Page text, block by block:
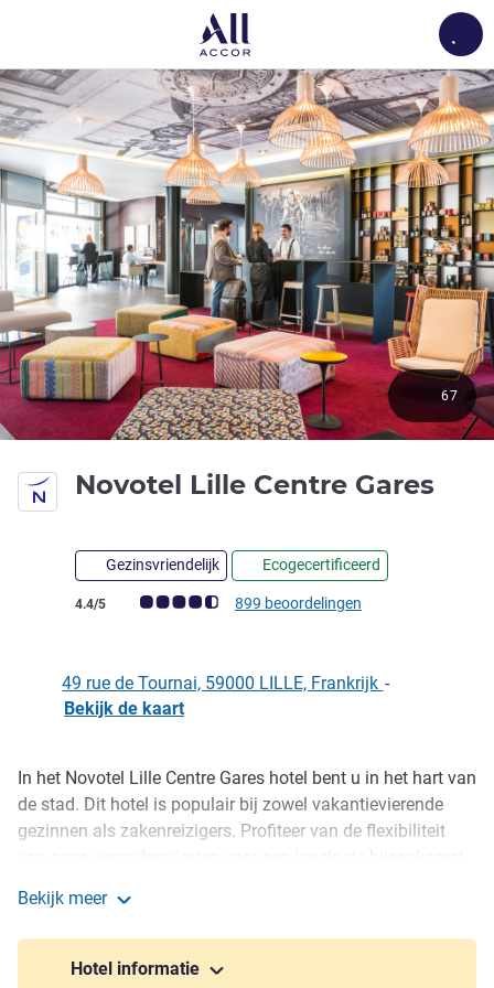
Novotel Lille Centre Gares
Gezinsvriendelijk Ecogecertificeerd
Avis-klantbeoordeling (ALL beoordeling)
4.4/5 899 beoordelingen
67
49 rue de Tournai, 59000 LILLE, Frankrijk -
Bekijk de kaart
Omschrijving
In het Novotel Lille Centre Gares hotel bent u in het hart van
de stad. Dit hotel is populair bij zowel vakantievierende
gezinnen als zakenreizigers. Profiteer van de flexibiliteit
op het terras van het restaurant en proef de regionale
specialiteiten. Het hotel heeft een gunstige ligging dicht bij
de Zénith arena en het Grand Palais. U bent altijd welkom
Bekijk meer
Hotel informatie